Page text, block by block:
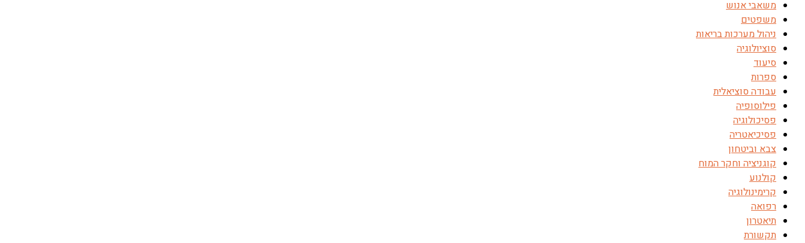
משאבי אנוש
משפטים
ניהול מערכות בריאות
סוציולוגיה
סיעוד
ספרות
עבודה סוציאלית
פילוסופיה
פסיכולוגיה
פסיכיאטריה
צבא וביטחון
קוגניציה וחקר המוח
קולנוע
קרימינולוגיה
רפואה
תיאטרון
תקשורת